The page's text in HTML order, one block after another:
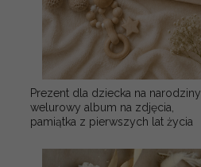
Prezent dla dziecka na narodziny
welurowy album na zdjęcia,
pamiątka z pierwszych lat życia